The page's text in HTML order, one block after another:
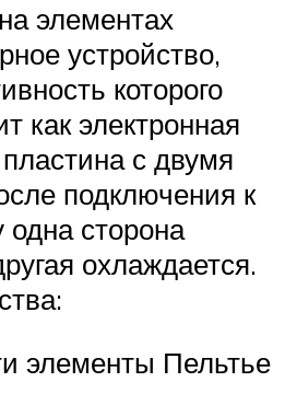
элементах
устройство,
которого
как электронная
с двумя
подключения к
одна сторона
охлаждается.
элементы Пельтье